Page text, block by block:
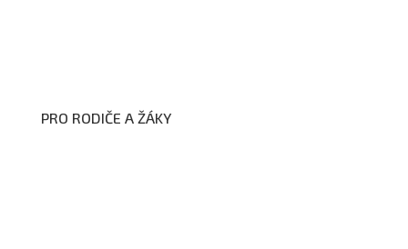
PRO RODIČE A ŽÁKY